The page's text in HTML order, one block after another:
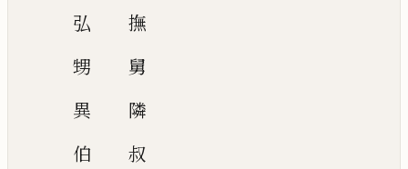
弘
撫
甥
舅
異
隣
伯
叔